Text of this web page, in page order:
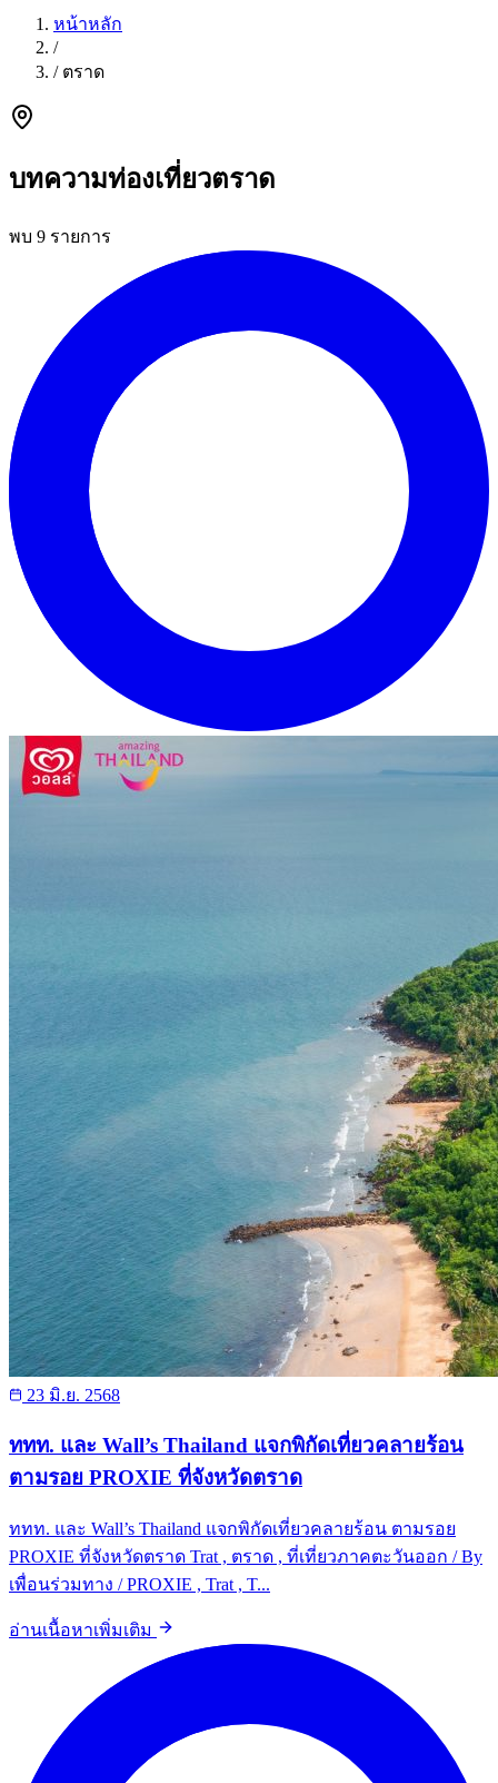
หน้าหลัก
/
/ ตราด
บทความท่องเที่ยวตราด
พบ 9 รายการ
23 มิ.ย. 2568
ททท. และ Wall’s Thailand แจกพิกัดเที่ยวคลายร้อน
ตามรอย PROXIE ที่จังหวัดตราด
ททท. และ Wall’s Thailand แจกพิกัดเที่ยวคลายร้อน ตามรอย
PROXIE ที่จังหวัดตราด Trat , ตราด , ที่เที่ยวภาคตะวันออก / By
เพื่อนร่วมทาง / PROXIE , Trat , T...
อ่านเนื้อหาเพิ่มเติม